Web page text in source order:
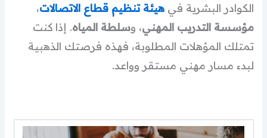
الكوادر البشرية فيهيئة تنظيم قطاع الاتصالات،
مؤسسة التدريب المهني، وسلطة المياه. إذا كنت
تمتلك المؤهلات المطلوبة، فهذه فرصتك الذهبية
لبدء مسار مهني مستقر وواعد.